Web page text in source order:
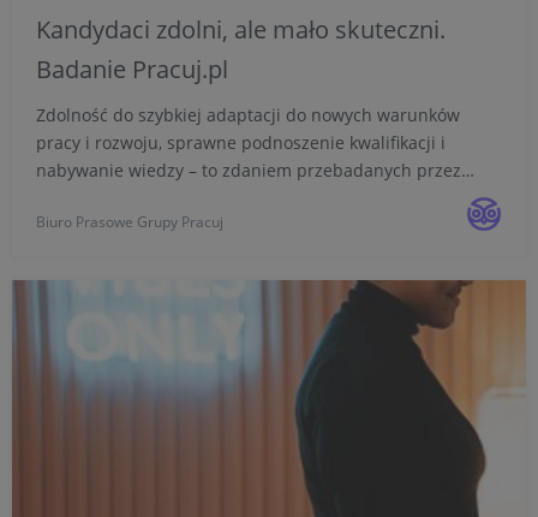
Kandydaci zdolni, ale mało skuteczni.
Badanie Pracuj.pl
Zdolność do szybkiej adaptacji do nowych warunków
pracy i rozwoju, sprawne podnoszenie kwalifikacji i
nabywanie wiedzy – to zdaniem przebadanych przez
Pracuj.pl osób ich największe zalety na rynku pracy. Co
ciekawe, respondenci mieli większą skłonność do
Biuro Prasowe Grupy Pracuj